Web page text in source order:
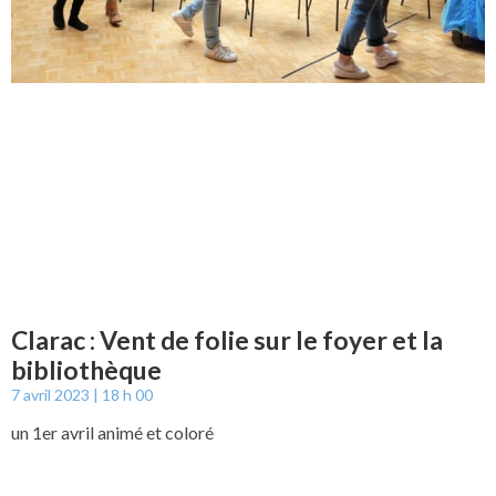
Clarac : Vent de folie sur le foyer et la
bibliothèque
7 avril 2023 18 h 00
un 1er avril animé et coloré